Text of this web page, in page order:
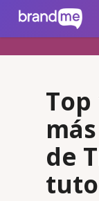
brandme.la
Top
de